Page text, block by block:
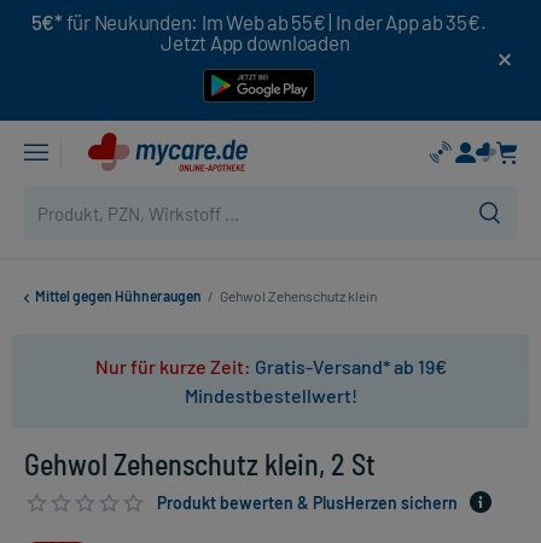
5€* für Neukunden: Im Web ab 55€ | In der App ab 35€.
Jetzt App downloaden
Mittel gegen Hühneraugen / Gehwol Zehenschutz klein
Nur für kurze Zeit: Gratis-Versand* ab 19€
Mindestbestellwert!
Gehwol Zehenschutz klein, 2 St
Produkt bewerten & PlusHerzen sichern